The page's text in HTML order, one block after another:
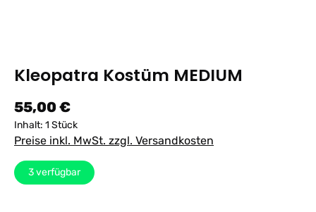
Kleopatra Kostüm MEDIUM
Regulärer Preis:
55,00 €
Inhalt: 1 Stück
Preise inkl. MwSt. zzgl. Versandkosten
3verfügbar